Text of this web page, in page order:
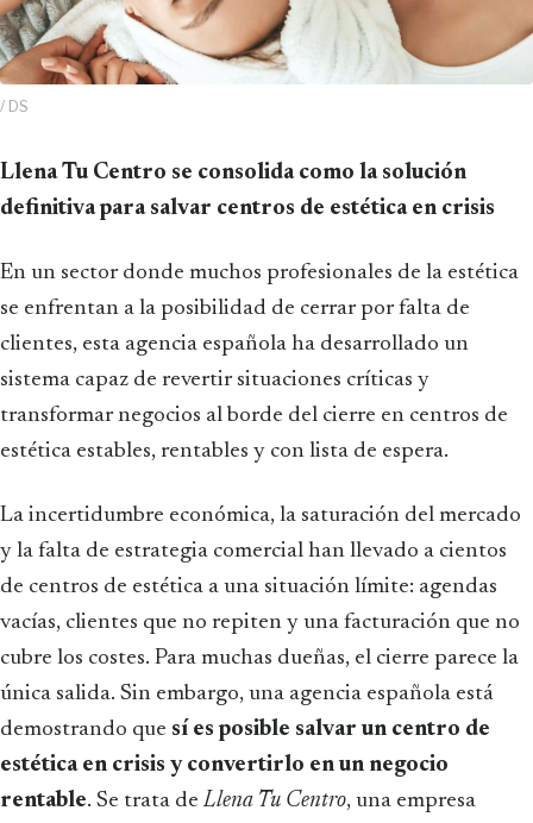
/ DS
Llena Tu Centro se consolida como la solución
definitiva para salvar centros de estética en crisis
En un sector donde muchos profesionales de la estética
se enfrentan a la posibilidad de cerrar por falta de
clientes, esta agencia española ha desarrollado un
sistema capaz de revertir situaciones críticas y
transformar negocios al borde del cierre en centros de
estética estables, rentables y con lista de espera.
La incertidumbre económica, la saturación del mercado
y la falta de estrategia comercial han llevado a cientos
de centros de estética a una situación límite: agendas
vacías, clientes que no repiten y una facturación que no
cubre los costes. Para muchas dueñas, el cierre parece la
única salida. Sin embargo, una agencia española está
demostrando que sí es posible salvar un centro de
estética en crisis y convertirlo en un negocio
rentable. Se trata deLlena Tu Centro, una empresa